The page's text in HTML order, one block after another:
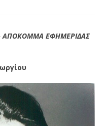
ΑΠΟΚΟΜΜΑ ΕΦΗΜΕΡΙΔΑΣ